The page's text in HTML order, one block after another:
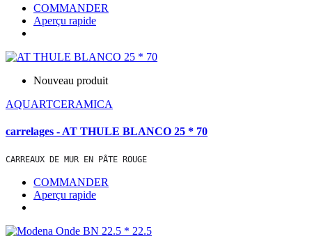
COMMANDER
Aperçu rapide
Nouveau produit
AQUARTCERAMICA
carrelages - AT THULE BLANCO 25 * 70
CARREAUX DE MUR EN PÂTE ROUGE
COMMANDER
Aperçu rapide